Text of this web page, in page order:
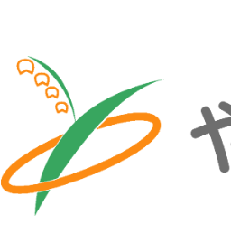
ー
シ